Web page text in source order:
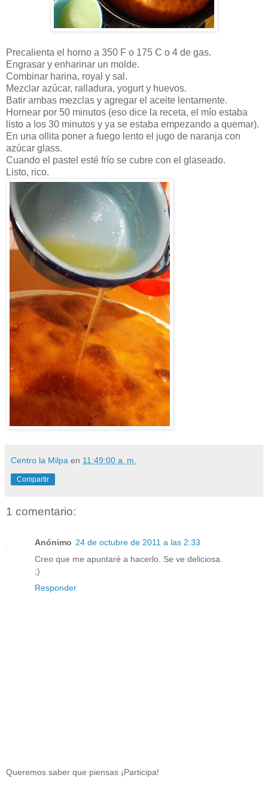
Precalienta el horno a 350 F o 175 C o 4 de gas.
Engrasar y enharinar un molde.
Combinar harina, royal y sal.
Mezclar azúcar, ralladura, yogurt y huevos.
Batir ambas mezclas y agregar el aceite lentamente.
Hornear por 50 minutos (eso dice la receta, el mío estaba
listo a los 30 minutos y ya se estaba empezando a quemar).
En una ollita poner a fuego lento el jugo de naranja con
azúcar glass.
Cuando el pastel esté frío se cubre con el glaseado.
Listo, rico.
Centro la Milpa en 11:49:00 a. m.
Compartir
1 comentario:
Anónimo 24 de octubre de 2011 a las 2:33
Creo que me apuntaré a hacerlo. Se ve deliciosa.
;)
Responder
Queremos saber que piensas ¡Participa!